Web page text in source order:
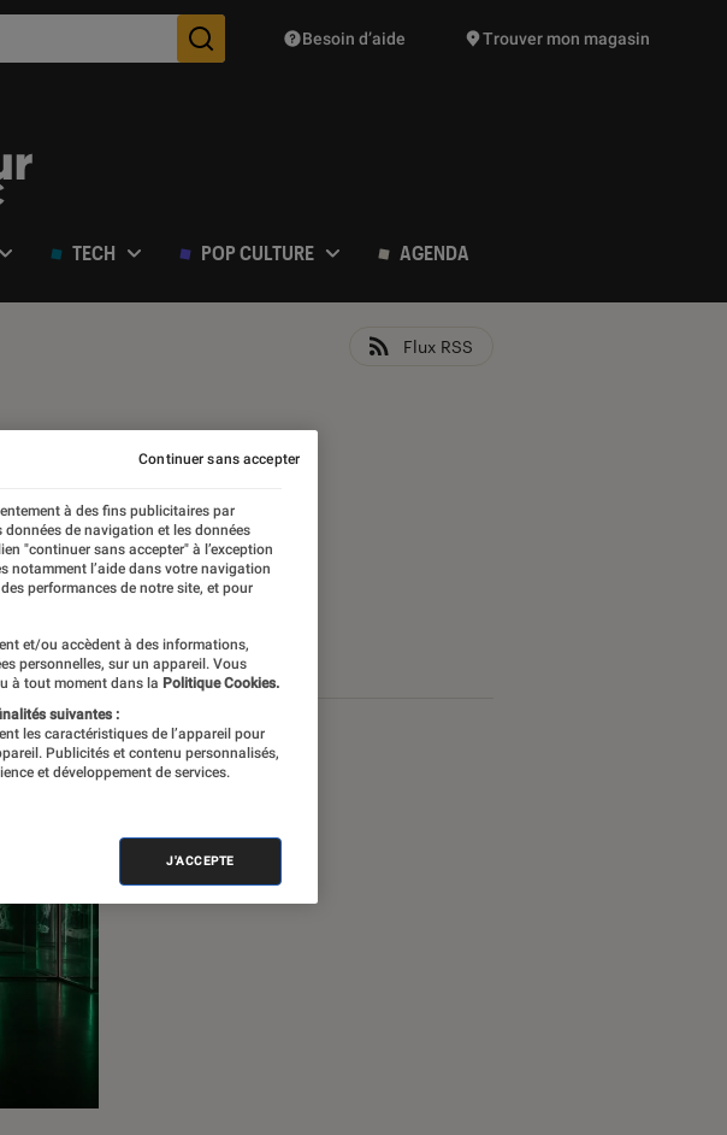
Des suggestions de produits vont vous être proposées
Besoin d’aide Trouver mon magasin
TECH POP CULTURE AGENDA
Flux RSS
à des fins publicitaires par
de navigation et les données
"continuer sans accepter" à l’exception
notamment l’aide dans votre navigation
performances de notre site, et pour
et/ou accèdent à des informations,
personnelles, sur un appareil. Vous
à tout moment dans la Politique Cookies.
suivantes :
les caractéristiques de l’appareil pour
Publicités et contenu personnalisés,
et développement de services.
J'ACCEPTE
Continuer sans accepter